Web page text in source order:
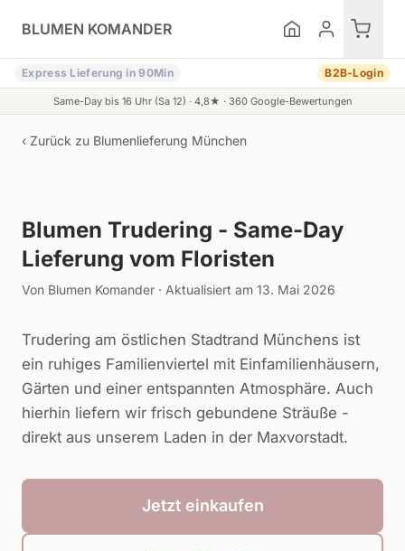
BLUMEN KOMANDER
Express Lieferung in 90Min B2B-Login
Same-Day bis 16 Uhr (Sa 12) · 4,8★ · 360Google-Bewertungen
‹ Zurück zu Blumenlieferung München
Blumen Trudering - Same-Day
Lieferung vom Floristen
Von Blumen Komander · Aktualisiert am 13. Mai 2026
Trudering am östlichen Stadtrand Münchens ist
ein ruhiges Familienviertel mit Einfamilienhäusern,
Gärten und einer entspannten Atmosphäre. Auch
hierhin liefern wir frisch gebundene Sträuße -
direkt aus unserem Laden in der Maxvorstadt.
Jetzt einkaufen